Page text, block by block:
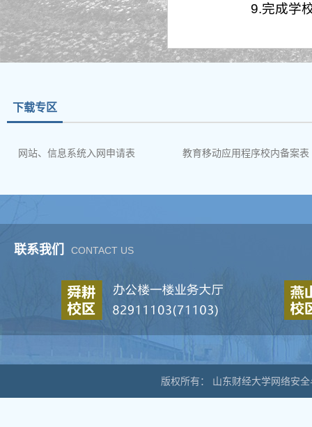
9.完成学
下载专区
网站、信息系统入网申请表 教育移动应用程序校内备案表
联系我们 CONTACT US
版权所有： 山东财经大学网络安